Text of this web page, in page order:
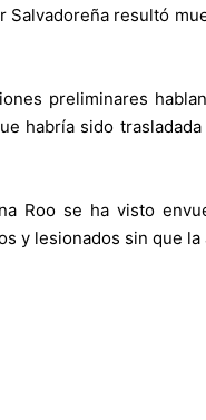
Salvadoreña resultó
preliminares
habría sido
Roo se ha visto
y lesionados sin que